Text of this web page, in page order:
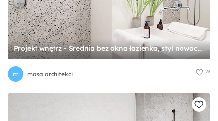
Projekt wnętrz - Średnia bez okna łazienka, styl nowoczesny - zdjęcie od masa architekci
m masa architekci 23